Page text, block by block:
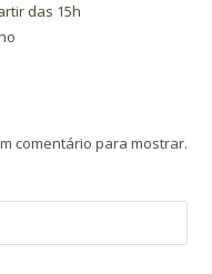
das 15h
comentário para mostrar.